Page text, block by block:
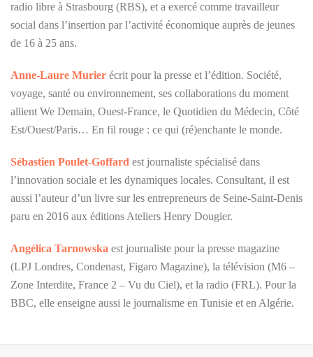
radio libre à Strasbourg (RBS), et a exercé comme travailleur
social dans l’insertion par l’activité économique auprès de jeunes
de 16 à 25 ans.
Anne-Laure Murier écrit pour la presse et l’édition. Société,
voyage, santé ou environnement, ses collaborations du moment
allient We Demain, Ouest-France, le Quotidien du Médecin, Côté
Est/Ouest/Paris… En fil rouge : ce qui (ré)enchante le monde.
Sébastien Poulet-Goffard est journaliste spécialisé dans
l’innovation sociale et les dynamiques locales. Consultant, il est
aussi l’auteur d’un livre sur les entrepreneurs de Seine-Saint-Denis
paru en 2016 aux éditions Ateliers Henry Dougier.
Angélica Tarnowska est journaliste pour la presse magazine
(LPJ Londres, Condenast, Figaro Magazine), la télévision (M6 –
Zone Interdite, France 2 – Vu du Ciel), et la radio (FRL). Pour la
BBC, elle enseigne aussi le journalisme en Tunisie et en Algérie.